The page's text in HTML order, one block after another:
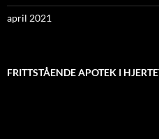
april 2021
FRITTSTÅENDE APOTEK I